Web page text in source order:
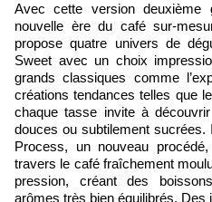
Avec cette version deuxième
nouvelle ère du café sur-
propose quatre univers de
Sweet avec un choix
grands classiques comme
créations tendances telles que
chaque tasse invite à
douces ou subtilement
Process, un nouveau
travers le café fraîchement
pression, créant des
arômes très bien équilibrés.